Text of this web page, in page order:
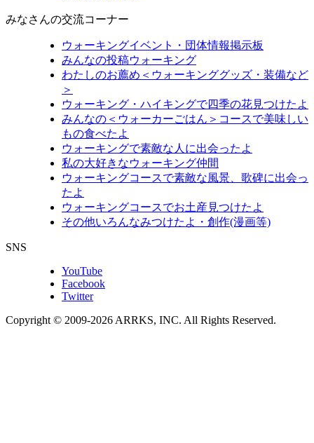
みなさんの交流コーナー
ウォーキングイベント・団体情報掲示板
みんなの投稿ウォーキング
わたしのお薦め＜ウォーキンググッズ・装備など
＞
ウォーキング・ハイキングで四季の花見つけたよ
みんなの＜ウォーカーごはん＞コースで美味しい
もの食べたよ
ウォーキングで素敵な人に出会ったよ
私の大好きなウォーキング仲間
ウォーキングコースで素敵な風景、歌碑に出会っ
たよ
ウォーキングコースでお土産見つけたよ
その他いろんなみつけたよ・創作(漫画等)
SNS
YouTube
Facebook
Twitter
Copyright © 2009-2026 ARRKS, INC. All Rights Reserved.